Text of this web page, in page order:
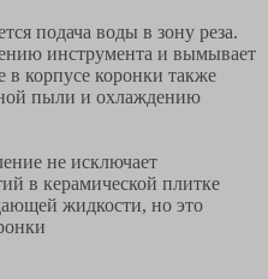
подача воды в зону реза.
инструмента и вымывает
корпусе коронки также
пыли и охлаждению
не исключает
в керамической плитке
жидкости, но это